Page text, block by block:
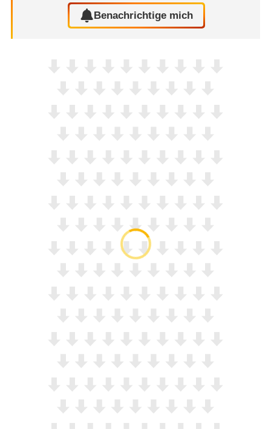
Benachrichtige mich